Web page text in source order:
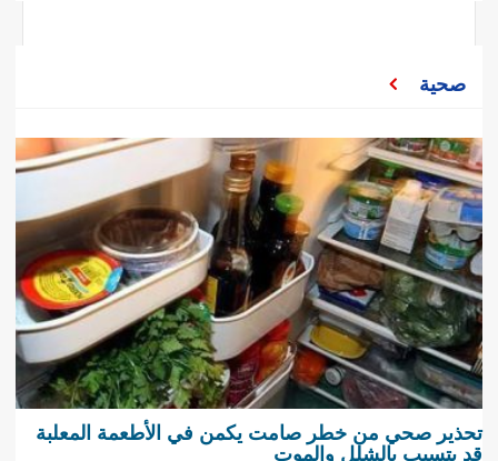
صحية
تحذير صحي من خطر صامت يكمن في الأطعمة المعلبة
قد يتسبب بالشلل والموت